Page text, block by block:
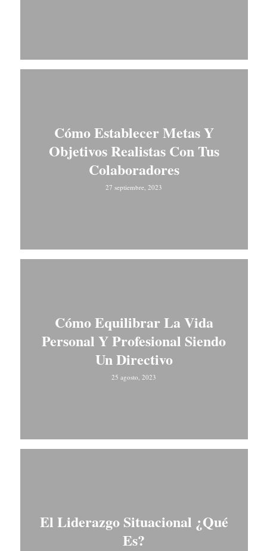
Cómo Establecer Metas Y
Objetivos Realistas Con Tus
Colaboradores
27 septiembre, 2023
Cómo Equilibrar La Vida
Personal Y Profesional Siendo
Un Directivo
25 agosto, 2023
El Liderazgo Situacional ¿Qué
Es?